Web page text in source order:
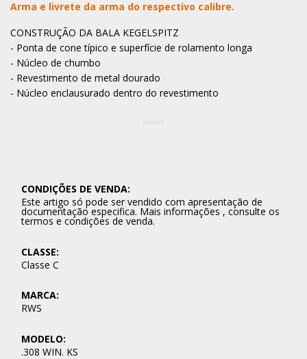
Arma e livrete da arma do respectivo calibre.
CONSTRUÇÃO DA BALA KEGELSPITZ
- Ponta de cone típico e superfície de rolamento longa
- Núcleo de chumbo
- Revestimento de metal dourado
- Núcleo enclausurado dentro do revestimento
CONDIÇÕES DE VENDA:
Este artigo só pode ser vendido com apresentação de
documentação especifica. Mais informações , consulte os
termos e condições de venda.
CLASSE:
Classe C
MARCA:
RWS
MODELO:
.308 WIN. KS